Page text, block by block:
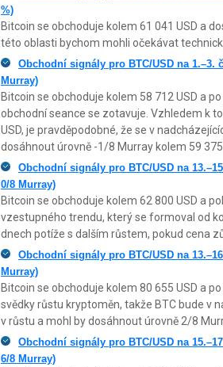
%)
Bitcoin se obchoduje kolem 61 041 USD a
této oblasti bychom mohli očekávat
Obchodní signály pro BTC/USD na 1.–3.
Murray)
Bitcoin se obchoduje kolem 58 712 USD a
obchodní seance se zotavuje. Vzhledem k
USD, je pravděpodobné, že se v
dosáhnout úrovně -1/8 Murray kolem 59 375
Obchodní signály pro BTC/USD na
0/8 Murray)
Bitcoin se obchoduje kolem 62 800 USD a
vzestupného trendu, který se formoval od
dnech potíže s dalším růstem, pokud cena
Obchodní signály pro BTC/USD na
Murray)
Bitcoin se obchoduje kolem 80 655 USD a
svědky růstu kryptoměn, takže BTC bude v
v růstu a mohl by dosáhnout úrovně 2/8
Obchodní signály pro BTC/USD na
6/8 Murray)